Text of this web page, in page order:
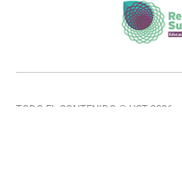
TODO EL CONTENIDO © UCT 2026